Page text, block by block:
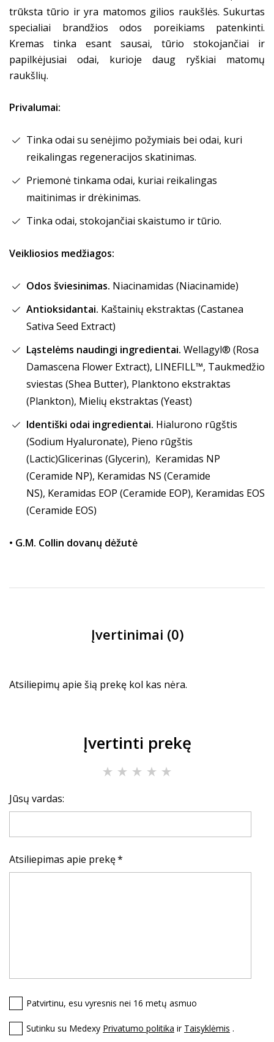
trūksta tūrio ir yra matomos gilios raukšlės. Sukurtas
specialiai brandžios odos poreikiams patenkinti.
Kremas tinka esant sausai, tūrio stokojančiai ir
papilkėjusiai odai, kurioje daug ryškiai matomų
raukšlių.
Privalumai:
Tinka odai su senėjimo požymiais bei odai, kuri
reikalingas regeneracijos skatinimas.
Priemonė tinkama odai, kuriai reikalingas
maitinimas ir drėkinimas.
Tinka odai, stokojančiai skaistumo ir tūrio.
Veikliosios medžiagos:
Odos šviesinimas. Niacinamidas (Niacinamide)
Antioksidantai. Kaštainių ekstraktas (Castanea
Sativa Seed Extract)
Ląstelėms naudingi ingredientai. Wellagyl® (Rosa
Damascena Flower Extract), LINEFILL™, Taukmedžio
sviestas (Shea Butter), Planktono ekstraktas
(Plankton), Mielių ekstraktas (Yeast)
Identiški odai ingredientai. Hialurono rūgštis
(Sodium Hyaluronate), Pieno rūgštis
(Lactic)Glicerinas (Glycerin), Keramidas NP
(Ceramide NP), Keramidas NS (Ceramide
NS), Keramidas EOP (Ceramide EOP), Keramidas EOS
(Ceramide EOS)
• G.M. Collin dovanų dėžutė
Įvertinimai (0)
Atsiliepimų apie šią prekę kol kas nėra.
Įvertinti prekę
Jūsų vardas:
Atsiliepimas apie prekę
Patvirtinu, esu vyresnis nei 16 metų asmuo
Sutinku su Medexy Privatumo politika ir Taisyklėmis .